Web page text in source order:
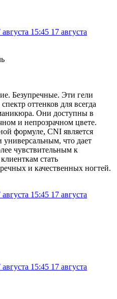
августа 15:45 17 августа
Безупречные. Эти гели
оттенков для всегда
Они доступны в
и непрозрачном цвете.
формуле, CNI является
что дает
чувствительным к
стать
и качественных ногтей.
августа 15:45 17 августа
августа 15:45 17 августа